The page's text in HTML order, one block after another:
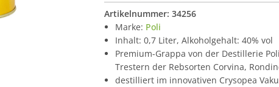
Artikelnummer: 34256
Marke: Poli
Inhalt: 0,7 Liter, Alkoholgehalt: 40% vol
Premium-Grappa von der Destillerie
Trestern der Rebsorten Corvina,
destilliert im innovativen Crysopea